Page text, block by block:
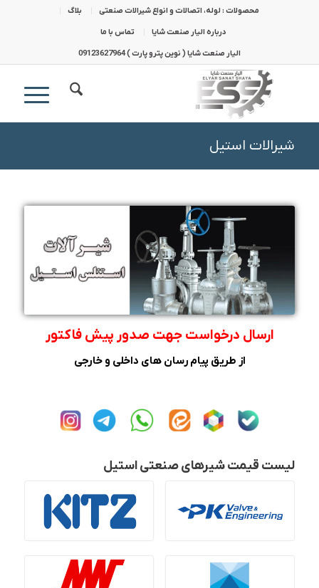
محصولات : لوله، اتصالات و انواع شیرالات صنعتی بلاگ
درباره الیار صنعت شایا تماس با ما
الیار صنعت شایا ( نوین پترو پارت ) 09123627964
شیرالات استیل
ارسال درخواست جهت صدور پیش فاکتور
از طریق پیام رسان های داخلی و خارجی
لیست قیمت شیرهای صنعتی استیل